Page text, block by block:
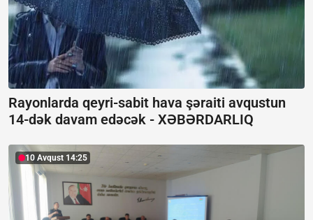
Rayonlarda qeyri-sabit hava şəraiti avqustun
14-dək davam edəcək - XƏBƏRDARLIQ
10 Avqust 14:25